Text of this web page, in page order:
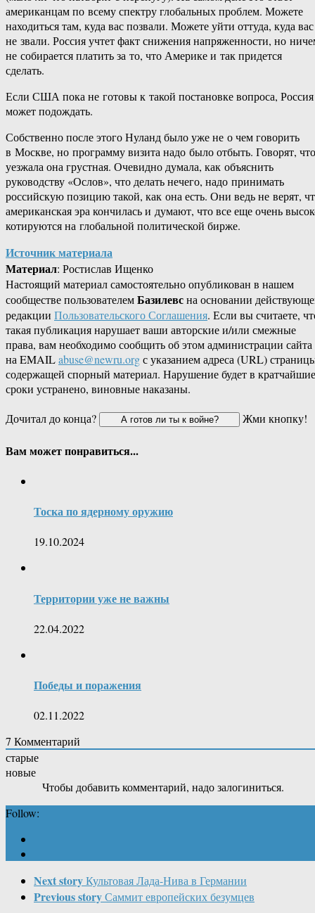
американцам по всему спектру глобальных проблем. Можете
находиться там, куда вас позвали. Можете уйти оттуда, куда вас
не звали. Россия учтет факт снижения напряженности, но
не собирается платить за то, что Америке и так придется
сделать.
Если США пока не готовы к такой постановке вопроса, Россия
может подождать.
Собственно после этого Нуланд было уже не о чем говорить
в Москве, но программу визита надо было отбыть. Говорят, что
уезжала она грустная. Очевидно думала, как объяснить
руководству «Ослов», что делать нечего, надо принимать
российскую позицию такой, как она есть. Они ведь не верят,
американская эра кончилась и думают, что все еще очень
котируются на глобальной политической бирже.
Источник материала
Материал: Ростислав Ищенко
Настоящий материал самостоятельно опубликован в нашем
сообществе пользователемБазилевсна основании
редакции Пользовательского Соглашения. Если вы считаете,
такая публикация нарушает ваши авторские и/или смежные
права, вам необходимо сообщить об этом администрации сайта
на EMAILabuse@newru.orgс указанием адреса (URL)
содержащей спорный материал. Нарушение будет в кратчайшие
сроки устранено, виновные наказаны.
Дочитал до конца?
Жми кнопку!
Вам может понравиться...
Тоска по ядерному оружию
19.10.2024
Территории уже не важны
22.04.2022
Победы и поражения
02.11.2022
7 Комментарий
старые
новые
Чтобы добавить комментарий, надо залогиниться.
Follow:
Next storyКультовая Лада-Нива в Германии
Previous storyСаммит европейских безумцев